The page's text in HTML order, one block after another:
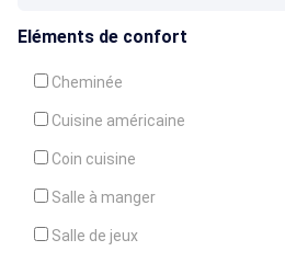
Eléments de confort
Cheminée
Cuisine américaine
Coin cuisine
Salle à manger
Salle de jeux